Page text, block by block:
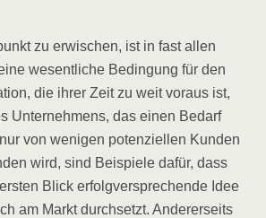
zu erwischen, ist in fast allen
wesentliche Bedingung für den
die ihrer Zeit zu weit voraus ist,
Unternehmens, das einen Bedarf
von wenigen potenziellen Kunden
wird, sind Beispiele dafür, dass
Blick erfolgversprechende Idee
am Markt durchsetzt. Andererseits